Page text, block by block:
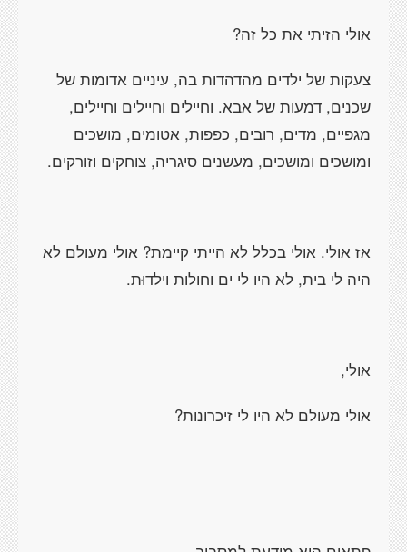
אולי הזיתי את כל זה?
צעקות של ילדים מהדהדות בה, עיניים אדומות של
שכנים, דמעות של אבא. וחיילים וחיילים וחיילים,
מגפיים, מדים, רובים, כפפות, אטומים, מושכים
ומושכים ומושכים, מעשנים סיגריה, צוחקים וזורקים.
אז אולי. אולי בכלל לא הייתי קיימת? אולי מעולם לא
היה לי בית, לא היו לי ים וחולות וילדוּת.
אולי,
אולי מעולם לא היו לי זיכרונות?